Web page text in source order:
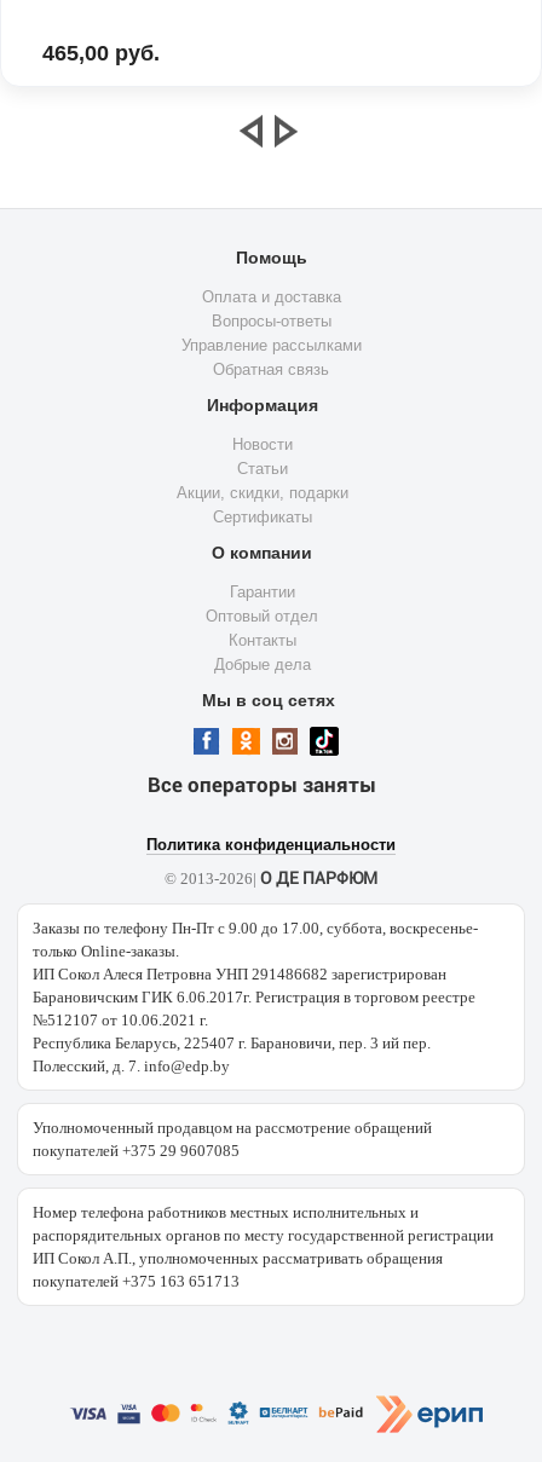
465,00 руб.
Помощь
Оплата и доставка
Вопросы-ответы
Управление рассылками
Обратная связь
Информация
Новости
Статьи
Акции, скидки, подарки
Сертификаты
О компании
Гарантии
Оптовый отдел
Контакты
Добрые дела
Мы в соц сетях
Все операторы заняты
Политика конфиденциальности
© 2013-2026| О ДЕ ПАРФЮМ
Заказы по телефону Пн-Пт с 9.00 до 17.00, суббота, воскресенье-
только Online-заказы.
ИП Сокол Алеся Петровна УНП 291486682 зарегистрирован
Барановичским ГИК 6.06.2017г. Регистрация в торговом реестре
№512107 от 10.06.2021 г.
Республика Беларусь, 225407 г. Барановичи, пер. 3 ий пер.
Полесский, д. 7. info@edp.by
Уполномоченный продавцом на рассмотрение обращений
покупателей +375 29 9607085
Номер телефона работников местных исполнительных и
распорядительных органов по месту государственной регистрации
ИП Сокол А.П., уполномоченных рассматривать обращения
покупателей +375 163 651713